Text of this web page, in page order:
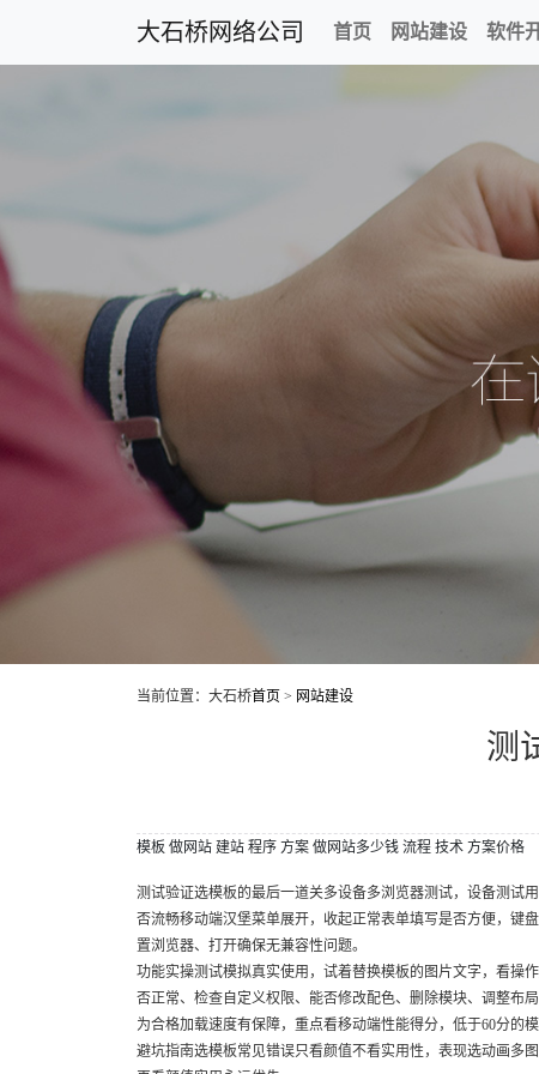
大石桥网络公司 首页 网站建设 软件
当前位置：大石桥首页 > 网站建设
测
模板 做网站 建站 程序 方案 做网站多少钱 流程 技术 方案价格
测试验证选模板的最后一道关多设备多浏览器测试，设备测试
否流畅移动端汉堡菜单展开，收起正常表单填写是否方便，键
置浏览器、打开确保无兼容性问题。
功能实操测试模拟真实使用，试着替换模板的图片文字，看操
否正常、检查自定义权限、能否修改配色、删除模块、调整布
为合格加载速度有保障，重点看移动端性能得分，低于60分的模
避坑指南选模板常见错误只看颜值不看实用性，表现选动画多